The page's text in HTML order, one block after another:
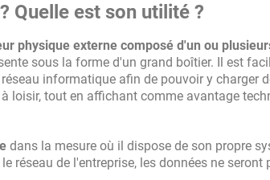
Quelle est son utilité ?
physique externe composé d'un ou
sous la forme d'un grand boîtier. Il est
informatique afin de pouvoir y charger
loisir, tout en affichant comme avantage
dans la mesure où il dispose de son propre
réseau de l'entreprise, les données ne seront